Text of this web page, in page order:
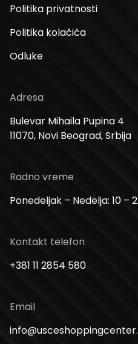
Politika privatnosti
Politika kolačića
Odluke
Adresa
Bulevar Mihaila Pupina 4
11070, Novi Beograd, Srbija
Radno vreme
Ponedeljak – Nedelja: 10 –
Kontakt telefon
+381 11 2854 580
Email